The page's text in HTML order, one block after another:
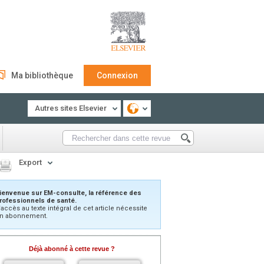
Ma bibliothèque Connexion
Autres sites Elsevier
Export
sur EM-consulte, la référence des
de santé.
au texte intégral de cet article nécessite
abonnement.
Déjà abonné à cette revue ?